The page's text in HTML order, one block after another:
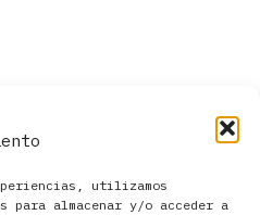
utilizamos
para almacenar y/o acceder a